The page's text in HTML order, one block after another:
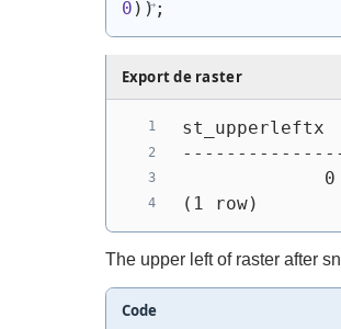
0 ) );
Export de raster
st_upperleftx
             0
(1 row)
The upper left of raster after
Code